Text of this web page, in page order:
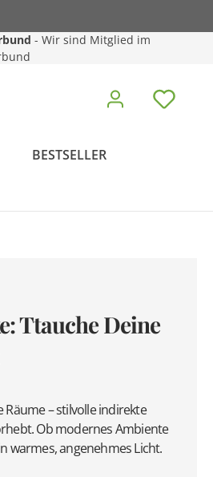
- Wir sind Mitglied im
BESTSELLER
Ttauche Deine
– stilvolle indirekte
Ob modernes Ambiente
warmes, angenehmes Licht.